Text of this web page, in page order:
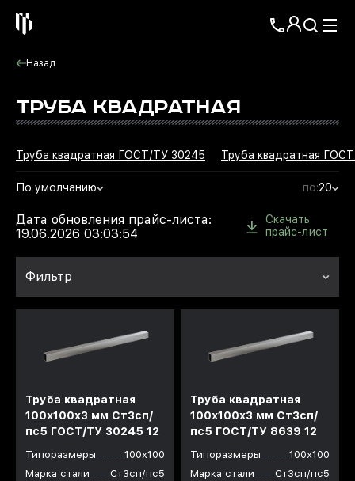
Назад
ТРУБА КВАДРАТНАЯ
Труба квадратная ГОСТ/ТУ 30245 Труба квадратная
По умолчанию по:20
Дата обновления прайс-листа:
19.06.2026 03:03:54
Скачать
прайс-лист
Фильтр
Труба квадратная
100х100x3 мм Ст3сп/
пс5 ГОСТ/ТУ 30245 12
Типоразмеры
100х100
Марка стали
Ст3сп/пс5
Труба квадратная
100х100x3 мм Ст3сп/
пс5 ГОСТ/ТУ 8639 12
Типоразмеры
100х100
Марка стали
Ст3сп/пс5